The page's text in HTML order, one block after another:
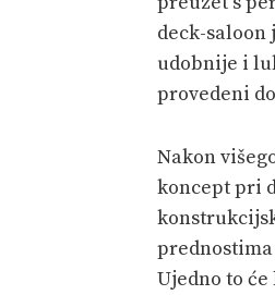
deck-
udobnije i
provedeni
Nakon
koncept pri
Ujedno to